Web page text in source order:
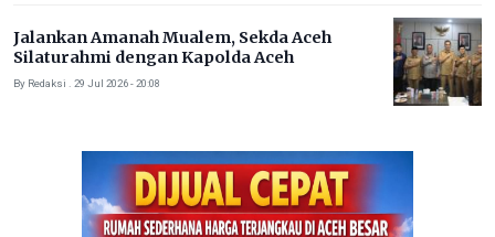
Jalankan Amanah Mualem, Sekda Aceh
Silaturahmi dengan Kapolda Aceh
By Redaksi . 29 Jul 2026 - 20:08